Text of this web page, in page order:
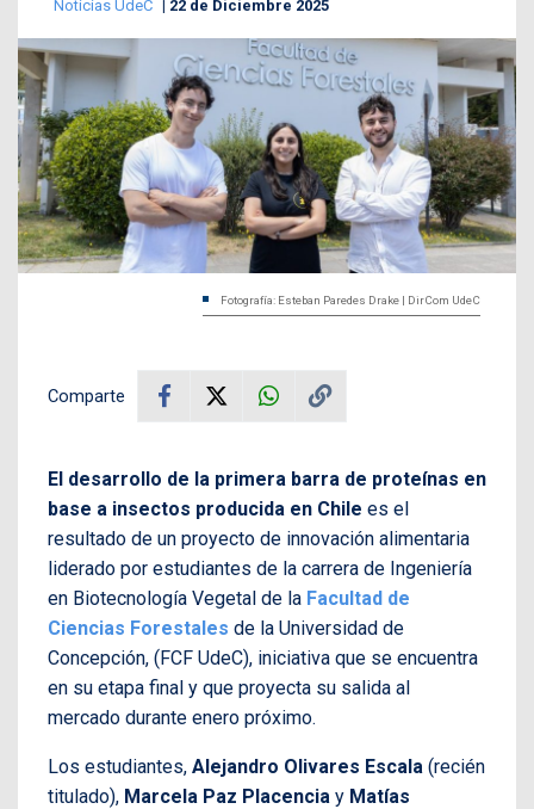
Noticias UdeC 22 de Diciembre 2025
Fotografía: Esteban Paredes Drake | DirCom UdeC
Comparte
El desarrollo de la primera barra de proteínas en
base a insectos producida en Chile es el
resultado de un proyecto de innovación alimentaria
liderado por estudiantes de la carrera de Ingeniería
en Biotecnología Vegetal de la Facultad de
Ciencias Forestales de la Universidad de
Concepción, (FCF UdeC), iniciativa que se encuentra
en su etapa final y que proyecta su salida al
mercado durante enero próximo.
Los estudiantes, Alejandro Olivares Escala (recién
titulado), Marcela Paz Placencia y Matías